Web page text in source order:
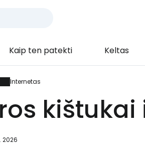
Kaip ten patekti Keltas
Internetas
kištukai
2026